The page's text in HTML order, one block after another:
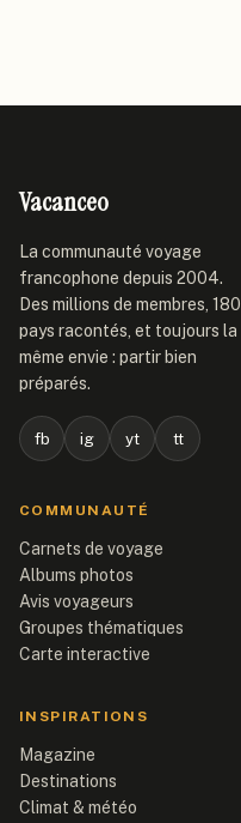
Vacanceo
La communauté voyage
francophone depuis 2004.
Des millions de membres, 180
pays racontés, et toujours la
même envie : partir bien
préparés.
fb ig yt tt
COMMUNAUTÉ
Carnets de voyage
Albums photos
Avis voyageurs
Groupes thématiques
Carte interactive
INSPIRATIONS
Magazine
Destinations
Climat & météo